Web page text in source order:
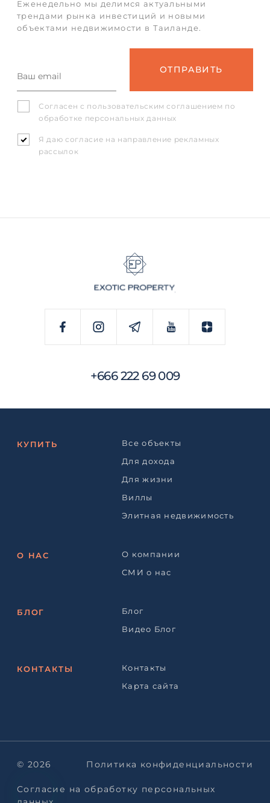
Еженедельно мы делимся актуальными
трендами рынка инвестиций и новыми
объектами недвижимости в Таиланде.
Согласен с пользовательским соглашением по
обработке персональных данных
Я даю согласие на направление рекламных
рассылок
+666 222 69 009
КУПИТЬ
Все объекты
Для дохода
Для жизни
Виллы
Элитная недвижимость
О НАС
О компании
СМИ о нас
БЛОГ
Блог
Видео Блог
КОНТАКТЫ
Контакты
Карта сайта
© 2026 Политика конфиденциальности
Согласие на обработку персональных